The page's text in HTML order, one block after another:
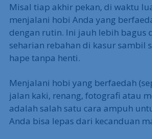
Misal tiap akhir pekan, di waktu
menjalani hobi Anda yang
dengan rutin. Ini jauh lebih bagus
seharian rebahan di kasur sambil
hape tanpa henti.
Menjalani hobi yang berfaedah
jalan kaki, renang, fotografi atau
adalah salah satu cara ampuh
Anda bisa lepas dari kecanduan